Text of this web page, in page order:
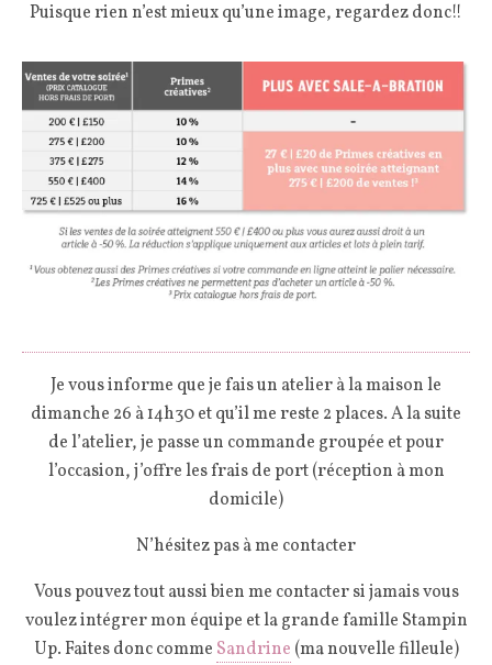
Puisque rien n’est mieux qu’une image, regardez donc!!
Je vous informe que je fais un atelier à la maison le
dimanche 26 à 14h30 et qu’il me reste 2 places. A la suite
de l’atelier, je passe un commande groupée et pour
l’occasion, j’offre les frais de port (réception à mon
domicile)
N’hésitez pas à me contacter
Vous pouvez tout aussi bien me contacter si jamais vous
voulez intégrer mon équipe et la grande famille Stampin
Up. Faites donc comme Sandrine (ma nouvelle filleule)